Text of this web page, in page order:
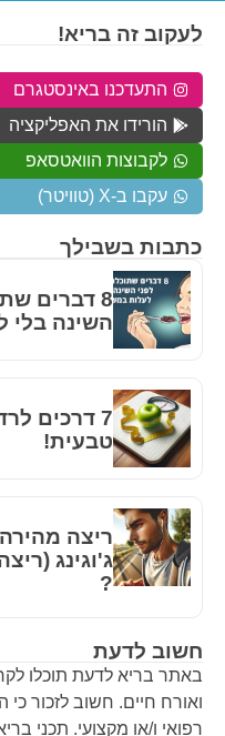
חשוב לדעת
באתר בריא לדעת תוכלו
ואורח חיים. חשוב לזכור כי
רפואי ו/או מקצועי. תכני
כתבות בשבילך
8 דברים
השינה בלי
7 דרכים
טבעית!
ריצה
ג'וגינג
?
לעקוב זה בריא!
התעדכנו באינסטגרם
הורידו את האפליקציה
לקבוצות הוואטסאפ
עקבו ב-X (טוויטר)